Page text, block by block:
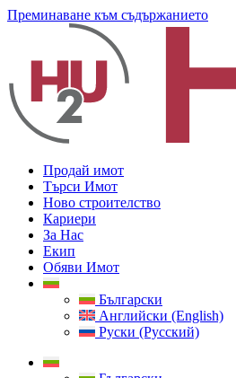
Преминаване към съдържанието
Продай имот
Търси Имот
Ново строителство
Кариери
За Нас
Екип
Обяви Имот
Български
Английски (English)
Руски (Русский)